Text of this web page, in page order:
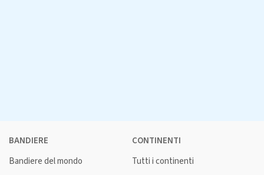
BANDIERE
Bandiere del mondo
CONTINENTI
Tutti i continenti